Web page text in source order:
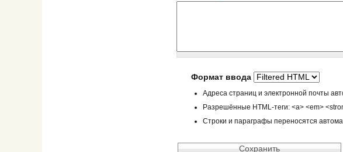
Формат ввода
Адреса страниц и электронной почты
Разрешённые HTML-теги: <a> <em>
Строки и параграфы переносятся